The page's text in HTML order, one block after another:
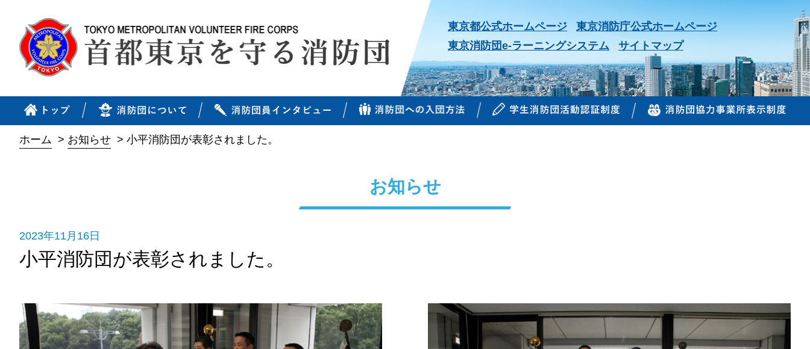
東京都公式ホームページ
東京消防庁公式ホームページ
東京消防団e-ラーニングシステム
サイトマップ
ホーム > お知らせ > 小平消防団が表彰されました。
お知らせ
2023年11月16日
小平消防団が表彰されました。